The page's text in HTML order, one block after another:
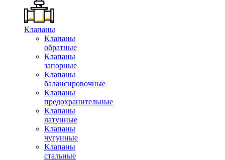
Клапаны
Клапаны
обратные
Клапаны
запорные
Клапаны
балансировочные
Клапаны
предохранительные
Клапаны
латунные
Клапаны
чугунные
Клапаны
стальные